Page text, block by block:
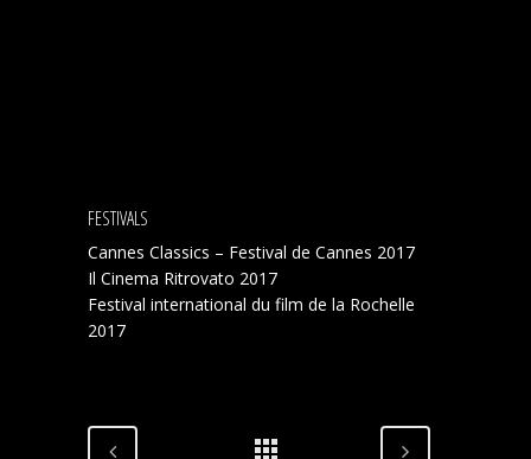
FESTIVALS
Cannes Classics – Festival de Cannes 2017
Il Cinema Ritrovato 2017
Festival international du film de la Rochelle
2017